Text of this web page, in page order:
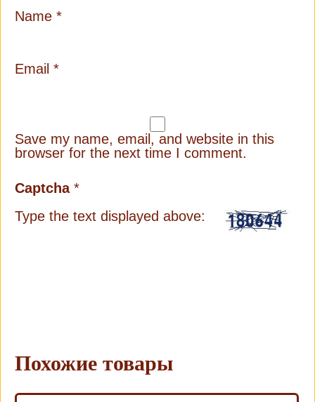
Name *
Email *
Save my name, email, and website in this
browser for the next time I comment.
Captcha *
Type the text displayed above:
Похожие товары